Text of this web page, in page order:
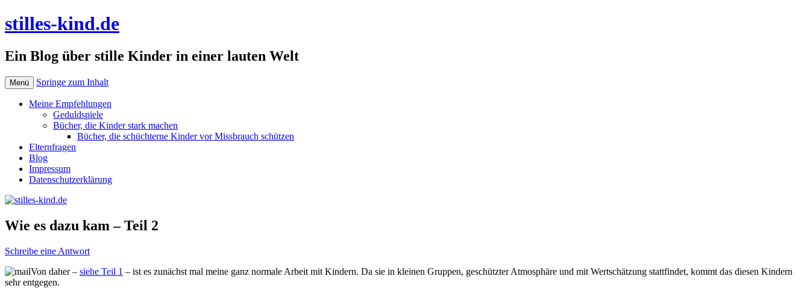
stilles-kind.de
Ein Blog über stille Kinder in einer lauten Welt
Menü Springe zum Inhalt
Meine Empfehlungen
Geduldspiele
Bücher, die Kinder stark machen
Bücher, die schüchterne Kinder vor Missbrauch schützen
Elternfragen
Blog
Impressum
Datenschutzerklärung
Wie es dazu kam – Teil 2
Schreibe eine Antwort
Von daher – siehe Teil 1 – ist es zunächst mal meine ganz normale Arbeit mit Kindern. Da sie in kleinen Gruppen, geschützter Atmosphäre und mit Wertschätzung stattfindet, kommt das diesen Kindern
sehr entgegen.